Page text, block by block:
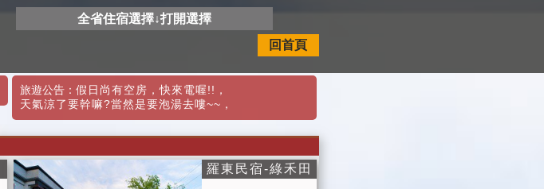
全省住宿選擇↓打開選擇
回首頁
旅遊公告： 假日尚有空房，快來電喔!! ，
天氣涼了要幹嘛?當然是要泡湯去嘍~~ ，
羅東民宿-綠禾田